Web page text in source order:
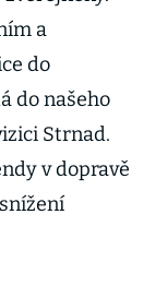
a
do
do našeho
Strnad.
v dopravě